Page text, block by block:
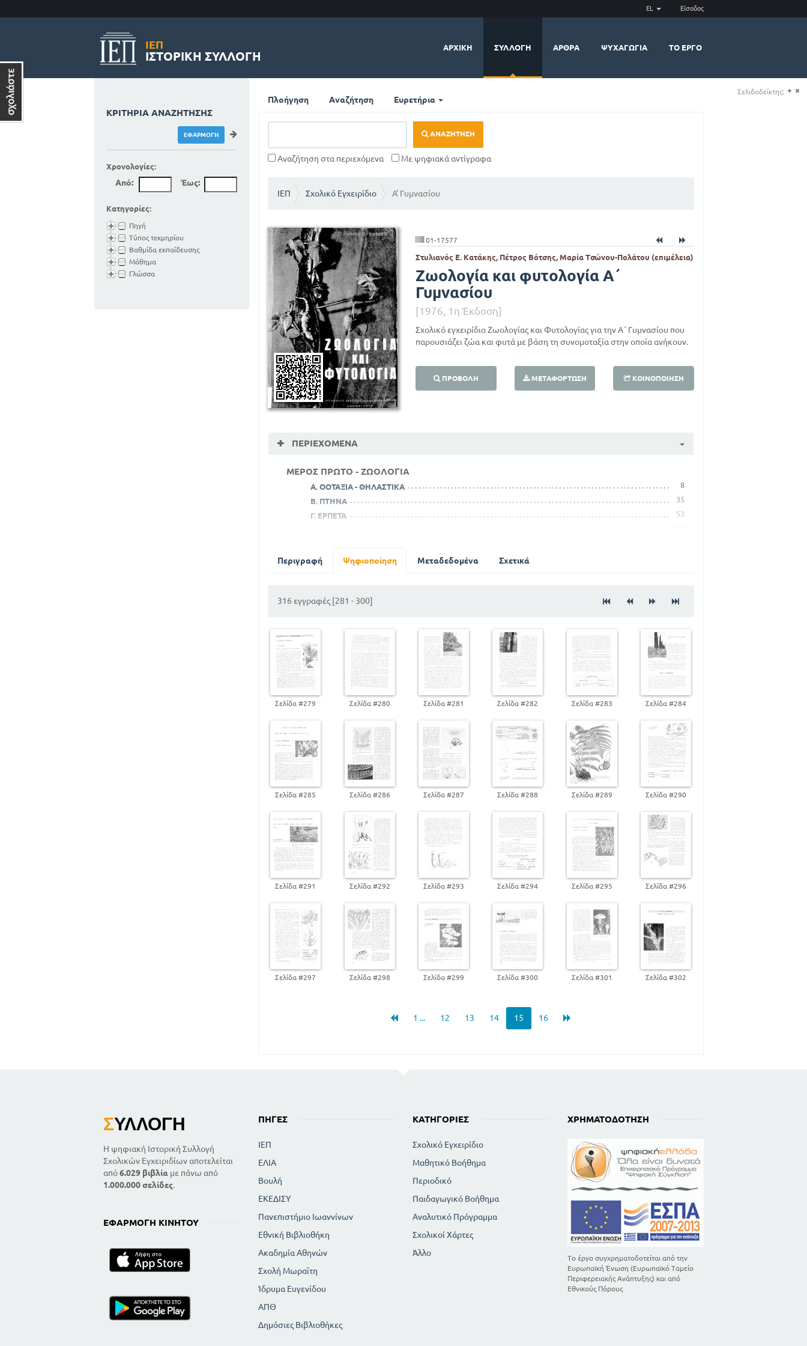
EL Είσοδος
ΙΕΠ
ΙΣΤΟΡΙΚΉ ΣΥΛΛΟΓΉ
ΑΡΧΙΚΉ ΣΥΛΛΟΓΉ ΆΡΘΡΑ ΨΥΧΑΓΩΓΊΑ ΤΟ ΈΡΓΟ
Πλοήγηση Αναζήτηση Ευρετήρια
ΑΝΑΖΉΤΗΣΗ
Αναζήτηση στα περιεχόμενα Με ψηφιακά αντίγραφα
ΙΕΠ Σχολικό Εγχειρίδιο Α' Γυμνασίου
01-17577
Στυλιανός Ε. Κατάκης, Πέτρος Βότσης, Μαρία Τσώνου-Πολάτου (επιμέλεια)
Ζωολογία και φυτολογία Α΄
Γυμνασίου
[1976, 1η Έκδοση]
Σχολικό εγχειρίδιο Ζωολογίας και Φυτολογίας για την Α΄ Γυμνασίου που
παρουσιάζει ζώα και φυτά με βάση τη συνομοταξία στην οποία ανήκουν.
ΠΡΟΒΟΛΉ ΜΕΤΑΦΌΡΤΩΣΗ ΚΟΙΝΟΠΟΊΗΣΗ
ΠΕΡΙΕΧΌΜΕΝΑ
ΜΕΡΟΣ ΠΡΩΤΟ - ΖΩΟΛΟΓΙΑ
Α. ΟΟΤΑΞΙΑ - ΘΗΛΑΣΤΙΚΑ
8
Β. ΠΤΗΝΑ
35
Γ. ΕΡΠΕΤΑ
53
80
ΑΡΑΧΝΙΔΙΑ
ΦΥΤΟΖΩΑ 125
ΜΕΡΟΣ ΔΕΥΤΕΡΟ - ΦΥΤΟΛΟΓΙΑ
ΜΕΡΟΣ ΠΡΩΤΟ
ΓΕΝΙΚΗ ΠΕΡΙΓΡΑΦΗ ΤΩΝ ΦΥΤΩΝ
Η ΡΙΖΑ
158
ΒΛΑΣΤΟΣ
ΦΥΛΛΑ
169
ΣΧΕΣΕΙΣ ΛΕΙΤΟΥΡΓΙΩΝ ΖΩΟΥ - ΦΥΤΟΥ
180
ΑΝΘΟΣ ΤΟΥ ΦΑΣΟΛΙΟΥ
187
ΜΕΡΟΣ ΔΕΥΤΕΡΟ
ΕΙΔΙΚΗ ΠΕΡΙΓΡΑΦΗ ΤΩΝ ΦΥΤΩΝ
199
ΡΟΔΩΔΗ
ΣΥΜΠΕΤΑΛΛΑ
238
Β. ΟΜΟΤΑΞΙΑ - ΜΟΝΟΚΟΤΥΛΗΔΟΝΑ
ΚΡΥΠΤΟΓΡΑΜΑ
285
ΘΑΛΛΟΦΥΤΑ
295
ΓΕΝΙΚΗ ΑΝΑΚΕΦΑΛΑΙΩΣΗ ΤΗΣ ΦΥΤΟΛΟΓΙΑΣ 304
Περιγραφή Ψηφιοποίηση Μεταδεδομένα Σχετικά
316 εγγραφές [281 - 300]
Σελίδα #279 Σελίδα #280 Σελίδα #281 Σελίδα #282 Σελίδα #283 Σελίδα #284
Σελίδα #285 Σελίδα #286 Σελίδα #287 Σελίδα #288 Σελίδα #289 Σελίδα #290
Σελίδα #291 Σελίδα #292 Σελίδα #293 Σελίδα #294 Σελίδα #295 Σελίδα #296
Σελίδα #297 Σελίδα #298 Σελίδα #299 Σελίδα #300 Σελίδα #301 Σελίδα #302
1 ... 12 13 14 15 16
ΚΡΙΤΉΡΙΑ ΑΝΑΖΉΤΗΣΗΣ
Χρονολογίες:
Από: Έως:
Κατηγορίες:
Πηγή
Τύπος τεκμηρίου
Βαθμίδα εκπαίδευσης
Μάθημα
Γλώσσα
ΣΥΛΛΟΓΉ
Η ψηφιακή Ιστορική Συλλογή
Σχολικών Εγχειριδίων αποτελείται
από6.029 βιβλία με πάνω από
1.000.000 σελίδες.
ΕΦΑΡΜΟΓΉ ΚΙΝΗΤΟΎ
ΠΗΓΈΣ
ΙΕΠ
ΕΛΙΑ
Βουλή
ΕΚΕΔΙΣΥ
Πανεπιστήμιο Ιωαννίνων
Εθνική Βιβλιοθήκη
Ακαδημία Αθηνών
Σχολή Μωραϊτη
Ίδρυμα Ευγενίδου
ΑΠΘ
Δημόσιες Βιβλιοθήκες
ΚΑΤΗΓΟΡΊΕΣ
Σχολικό Εγχειρίδιο
Μαθητικό Βοήθημα
Περιοδικό
Παιδαγωγικό Βοήθημα
Αναλυτικό Πρόγραμμα
Σχολικοί Χάρτες
Άλλο
ΧΡΗΜΑΤΟΔΌΤΗΣΗ
Το έργο συγχρηματοδοτείται από την
Ευρωπαϊκή Ένωση (Ευρωπαϊκό Ταμείο
Περιφερειακής Ανάπτυξης) και από
Εθνικούς Πόρους
Σελιδοδείκτης: